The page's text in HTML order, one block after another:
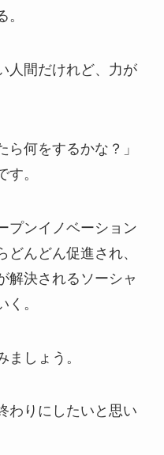
人間だけれど、力が
ら何をするかな？」
。
プンイノベーション
んどん促進され、
解決されるソーシャ
。
しょう。
わりにしたいと思い